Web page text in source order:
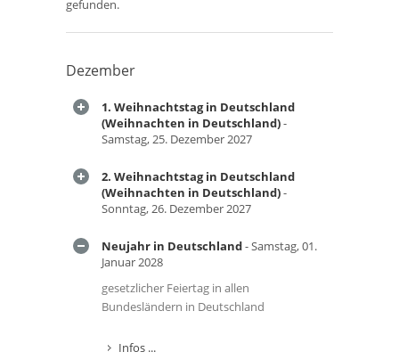
gefunden.
Dezember
1. Weihnachtstag in Deutschland
(Weihnachten in Deutschland)-
Samstag, 25. Dezember 2027
2. Weihnachtstag in Deutschland
(Weihnachten in Deutschland)-
Sonntag, 26. Dezember 2027
Neujahr in Deutschland- Samstag, 01.
Januar 2028
gesetzlicher Feiertag in allen
Bundesländern in Deutschland
Infos ...